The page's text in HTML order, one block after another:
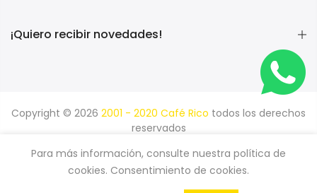
¡Quiero recibir novedades!
Copyright © 2026 2001 - 2020 Café Rico todos los derechos
reservados
Búsqueda
Términos del servicio
Política de reembolso
Para más información, consulte nuestra política de
cookies. Consentimiento de cookies.